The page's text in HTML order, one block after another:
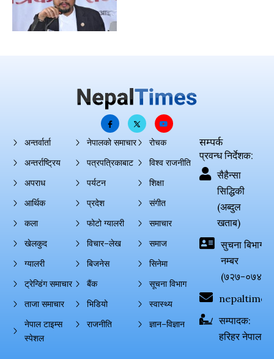
अन्तर्वार्ता
अन्तर्राष्ट्रिय
अपराध
आर्थिक
कला
खेलकुद
ग्यालरी
ट्रेन्डिंग समाचार
ताजा समाचार
नेपाल टाइम्स
स्पेशल
नेपालको समाचार
पत्रपत्रिकाबाट
पर्यटन
प्रदेश
फोटो ग्यालरी
विचार–लेख
बिजनेस
बैंक
भिडियो
राजनीति
रोचक
विश्व राजनीति
शिक्षा
संगीत
समाचार
समाज
सिनेमा
सूचना विभाग
स्वास्थ्य
ज्ञान–विज्ञान
सम्पर्क
प्रवन्ध निर्देशक:
सैहैन्सा
सिद्धिकी
(अब्दुल
खताब)
सुचना बिभाग
नम्बर
(७२७-०७४-
सम्पादक:
हरिहर नेपाल